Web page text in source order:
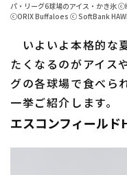
ファーム東地区
ファーム中地区
ファーム西地区
交流戦
選手名鑑トップ
北海道日本ハ
東北楽天ゴー
埼玉西武ライ
ニュース
設定
パ・リーグ6球場のアイス・かき
ⓒORIX Buffaloes ⓒ SoftBank
いよいよ本格的な
たくなるのがアイ
グの各球場で食べら
一挙ご紹介します。
エスコンフィール